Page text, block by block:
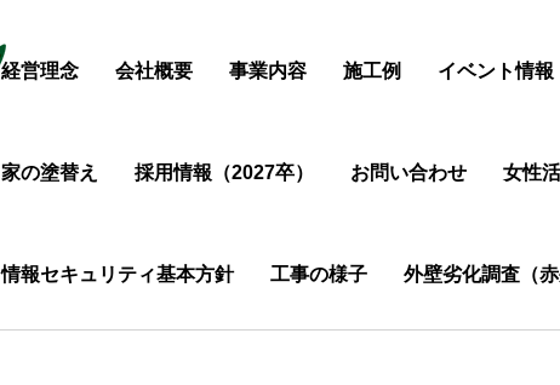
経営理念 会社概要 事業内容 施工例 イベント情報
家の塗替え 採用情報（2027卒） お問い合わせ 女性
情報セキュリティ基本方針 工事の様子 外壁劣化調査（